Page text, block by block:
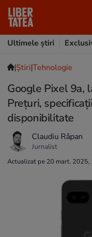
Ultimele știri
|Ştiri|Tehnologie
Google Pixel 9a,
Prețuri,
disponibilitate
Claudiu Râpan
Jurnalist
Actualizat pe 20 mart. 2025,